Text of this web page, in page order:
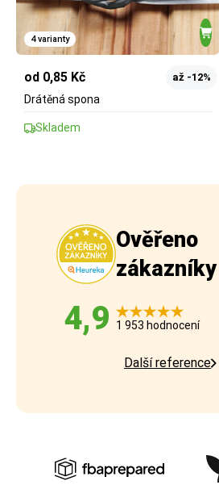
4 varianty
od 0,85 Kč až -12%
Drátěná spona
Skladem
Ověřeno
zákazníky
4,9 1 953 hodnocení
Další reference